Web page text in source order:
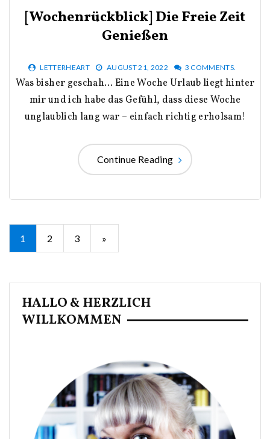
[Wochenrückblick] Die Freie Zeit
Genießen
LETTERHEART AUGUST 21, 2022 3 COMMENTS.
Was bisher geschah… Eine Woche Urlaub liegt hinter
mir und ich habe das Gefühl, dass diese Woche
unglaublich lang war – einfach richtig erholsam!
Continue Reading
Seitennummerierung
der
Beiträge
1 2 3 »
HALLO & HERZLICH
WILLKOMMEN